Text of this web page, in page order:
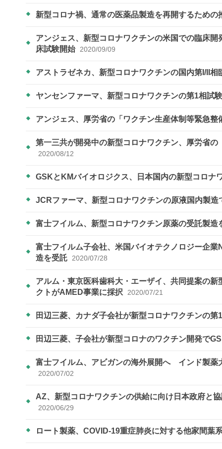
新型コロナ禍、通常の医薬品製造を再開するため
アンジェス、新型コロナワクチンの米国での臨床
床試験開始 2020/09/09
アストラゼネカ、新型コロナワクチンの国内第I/II
ヤンセンファーマ、新型コロナワクチンの第1相試
アンジェス、厚労省の「ワクチン生産体制等緊急
第一三共が開発中の新型コロナワクチン、厚労省
2020/08/12
GSKとKMバイオロジクス、日本国内の新型コロナ
JCRファーマ、新型コロナワクチンの原液国内製
富士フイルム、新型コロナワクチン原薬の受託製
富士フイルム子会社、米国バイオテクノロジー企
造を受託
2020/07/28
アルム・東京医科歯科大・エーザイ、共同提案の
クトがAMED事業に採択
2020/07/21
田辺三菱、カナダ子会社が新型コロナワクチンの
田辺三菱、子会社が新型コロナのワクチン開発で
富士フイルム、アビガンの海外展開へ インド製薬
2020/07/02
AZ、新型コロナワクチンの供給に向け日本政府と
2020/06/29
ロート製薬、COVID-19重症肺炎に対する他家間葉